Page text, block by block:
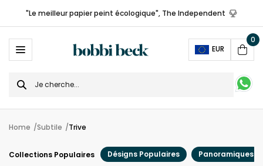
"Le meilleur papier peint écologique", The Independent
EUR
Cart
0
Search
for
Home Subtile Trive
Collections Populaires Désigns Populaires Panoramiques